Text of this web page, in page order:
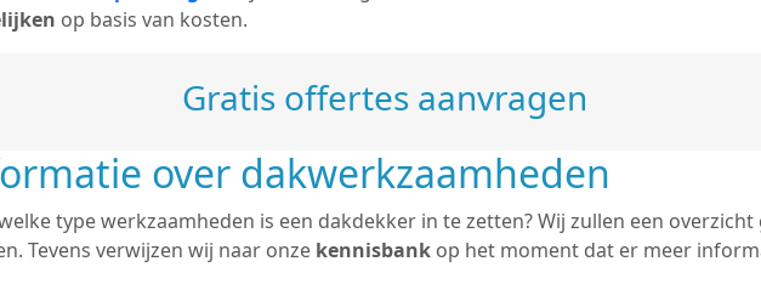
op basis van kosten.
Gratis offertes aanvragen
over dakwerkzaamheden
type werkzaamheden is een dakdekker in te zetten? Wij zullen een
Tevens verwijzen wij naar onze kennisbankop het moment dat er meer